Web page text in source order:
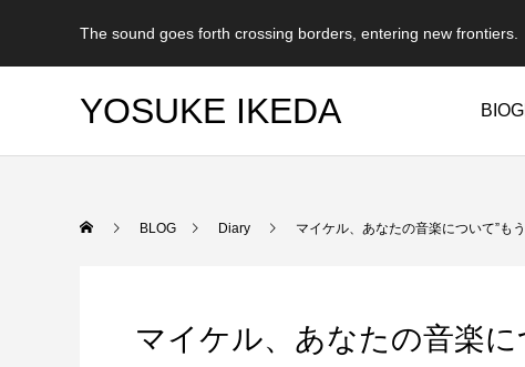
The sound goes forth crossing borders, entering new frontiers.
YOSUKE IKEDA
BLOG Diary マイケル、あなたの音楽について”も
マイケル、あなたの音楽に